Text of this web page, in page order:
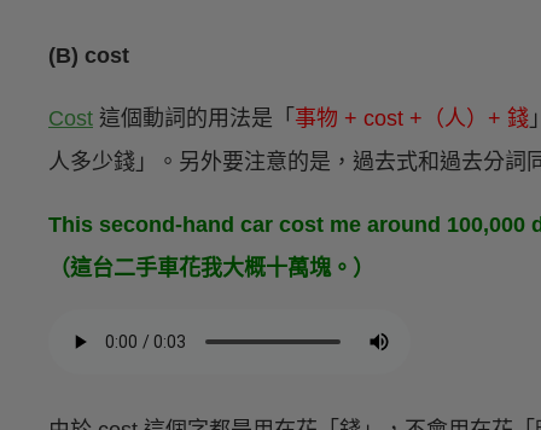
(B) cost
Cost 這個動詞的用法是「 事物 + cost +（人）+ 錢
人多少錢」。另外要注意的是，過去式和過去分詞
This second-hand car cost me around 100,000
（這台二手車花我大概十萬塊。）